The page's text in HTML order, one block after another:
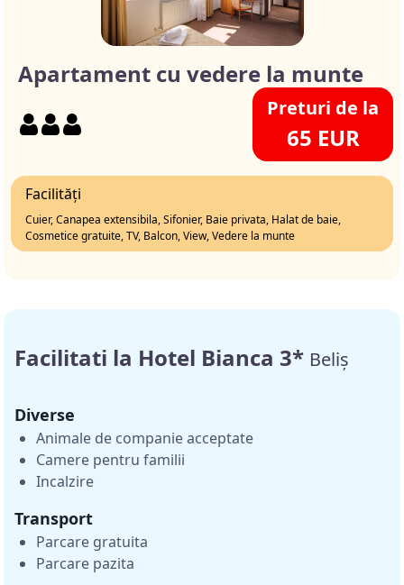
Apartament cu vedere la munte
Preturi de la
65 EUR
Facilități
Cuier, Canapea extensibila, Sifonier, Baie privata, Halat de baie,
Cosmetice gratuite, TV, Balcon, View, Vedere la munte
Facilitati la Hotel Bianca 3* Beliș
Diverse
Animale de companie acceptate
Camere pentru familii
Incalzire
Transport
Parcare gratuita
Parcare pazita